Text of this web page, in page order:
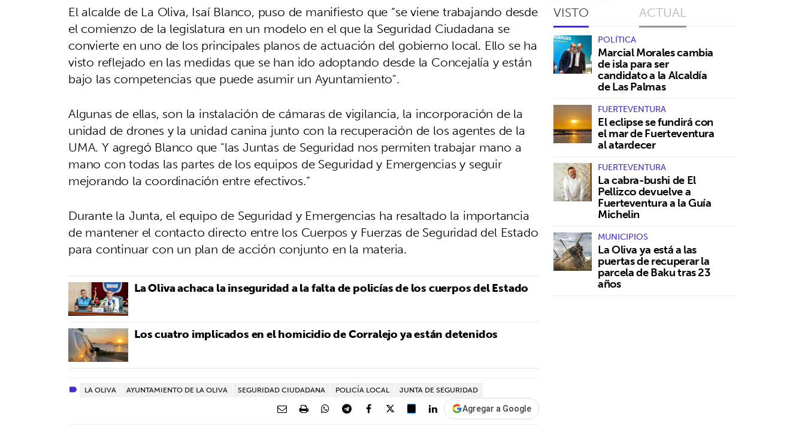
El alcalde de La Oliva, Isaí Blanco, puso de manifiesto que “se viene trabajando desde
el comienzo de la legislatura en un modelo en el que la Seguridad Ciudadana se
convierte en uno de los principales planos de actuación del gobierno local. Ello se ha
visto reflejado en las medidas que se han ido adoptando desde la Concejalía y están
bajo las competencias que puede asumir un Ayuntamiento".
Algunas de ellas, son la instalación de cámaras de vigilancia, la incorporación de la
unidad de drones y la unidad canina junto con la recuperación de los agentes de la
UMA. Y agregó Blanco que "las Juntas de Seguridad nos permiten trabajar mano a
mano con todas las partes de los equipos de Seguridad y Emergencias y seguir
mejorando la coordinación entre efectivos.”
Durante la Junta, el equipo de Seguridad y Emergencias ha resaltado la importancia
de mantener el contacto directo entre los Cuerpos y Fuerzas de Seguridad del Estado
para continuar con un plan de acción conjunto en la materia.
La Oliva achaca la inseguridad a la falta de policías de los cuerpos del Estado
Los cuatro implicados en el homicidio de Corralejo ya están detenidos
LA OLIVA AYUNTAMIENTO DE LA OLIVA SEGURIDAD CIUDADANA POLICÍA LOCAL JUNTA DE SEGURIDAD
Agregar a Google
VISTO ACTUAL
POLÍTICA
Marcial Morales cambia
de isla para ser
candidato a la Alcaldía
de Las Palmas
FUERTEVENTURA
El eclipse se fundirá con
el mar de Fuerteventura
al atardecer
FUERTEVENTURA
La cabra-bushi de El
Pellizco devuelve a
Fuerteventura a la Guía
Michelin
MUNICIPIOS
La Oliva ya está a las
puertas de recuperar la
parcela de Baku tras 23
años